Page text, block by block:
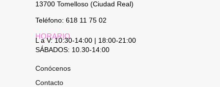
13700 Tomelloso (Ciudad Real)
Teléfono: 618 11 75 02
HORARIO
L a V: 10:30-14:00 | 18:00-21:00
SÁBADOS: 10.30-14:00
Conócenos
Contacto